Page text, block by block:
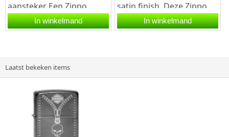
aansteker Een Zippo
aansteker is een
kwalitatief
In winkelmand
satin finish. Deze Zippo
aansteker heeft een zacht
chromen afwerking aan
In winkelmand
Laatst bekeken items